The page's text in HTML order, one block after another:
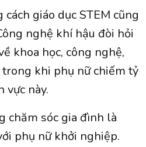
giáo dục STEM cũng
nghệ khí hậu đòi hỏi
khoa học, công nghệ,
trong khi phụ nữ chiếm tỷ
vực này.
chăm sóc gia đình là
phụ nữ khởi nghiệp.